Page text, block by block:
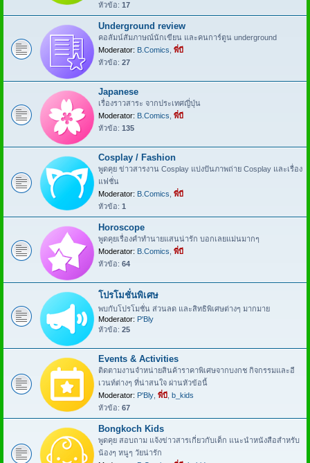
หัวข้อ: 17
Underground review
คอลัมน์สัมภาษณ์นักเขียน และคนการ์ตูน underground
Moderator: B.Comics พี่บี
หัวข้อ: 27
Japanese
เรื่องราวสาระ จากประเทศญี่ปุ่น
Moderator: B.Comics พี่บี
หัวข้อ: 135
Cosplay / Fashion
พูดคุย ข่าวสารงาน Cosplay แบ่งปันภาพถ่าย Cosplay และเรื่อง
แฟชั่น
Moderator: B.Comics พี่บี
หัวข้อ: 1
Horoscope
พูดคุยเรื่องคำทำนายแสนน่ารัก บอกเลยแม่นมากๆ
Moderator: B.Comics พี่บี
หัวข้อ: 64
โปรโมชั่นพิเศษ
พบกับโปรโมชั่น ส่วนลด และสิทธิพิเศษต่างๆ มากมาย
Moderator: P'Bly
หัวข้อ: 25
Events & Activities
ติดตามงานจำหน่ายสินค้าราคาพิเศษจากบงกช กิจกรรมและอี
เวนท์ต่างๆ ที่น่าสนใจ ผ่านหัวข้อนี้
Moderator: P'Bly พี่บี b_kids
หัวข้อ: 67
Bongkoch Kids
พูดคุย สอบถาม แจ้งข่าวสารเกี่ยวกับเด็ก แนะนำหนังสือสำหรับ
น้องๆ หนูๆ วัยน่ารัก